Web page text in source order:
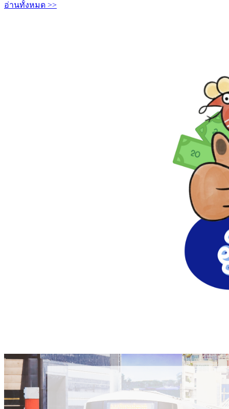
อ่านทั้งหมด >>